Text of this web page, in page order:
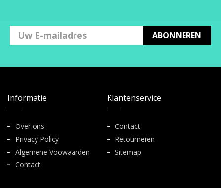
ABONNEREN
Informatie
Over ons
Privacy Policy
Algemene Voowaarden
Contact
Klantenservice
Contact
Retourneren
Sitemap